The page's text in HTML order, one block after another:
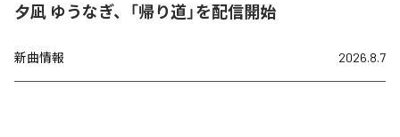
夕凪 ゆうなぎ、「帰り道」を配信開始
新曲情報 2026.8.7